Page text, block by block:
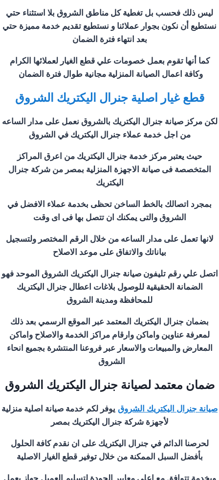
ليس ذلك فحسب بل تغطية كل مناطق الشروق بلا استثناء حتي
نستطيع أن نكون بجوار عملائنا و نستطيع تقديم خدمة مميزة حتي
بعد انتهاء فترة الضمان
كما أنها تقوم بعمل خصومات علي قطع الغيار لعملائها الكرام
وكافة اعمال الصيانة المنزلية مجانية طوال فترة الضمان
قطع غيار اصلية جنرال اليكتريك الشروق
لكن مركز صيانة جنرال اليكتريك بالشروق نعمل على مدار الساعه
من اجل خدمة عملاء جنرال اليكتريك في الشروق
حيث يعتبر مركز خدمة جنرال اليكتريك من اعرق المراكز
المتخصصة فى صيانة الاجهزة المنزلية بمصر من شركة جنرال
اليكتريك
بمجرد اتصالك بالخط الساخن تحظى بخدمة عملاء الافضل في
الشروق والتى يمكنك ان تتصل بها فى اى وقت
لانها تعمل على مدار الساعه من خلال الرقم المختصر ولتسجيل
بياناتك والاتفاق على موعد الاصلاح
اتصل علي رقم تليفون صيانة جنرال اليكتريك الشروق الموحد فهو
الضمانة الحقيقية للوصول بلاغات اعطال جنرال اليكتريك
للمحافظة ومدينة الشروق
بضمان جنرال اليكتريك المعتمد عبر الموقع الرسمي بعد ذلك
لمعرفة عناوين واماكن وارقام مراكز الخدمة والاصلاح واماكن
المعارض والمبيعات والاسعار عبر فروعنا المنتشرة بجميع انحاء
الشروق
ضمان معتمد لصيانة جنرال اليكتريك الشروق
صيانة جنرال اليكتريك الشروق يوفر لكم خدمة صيانة اصلية منزلية
لأجهزة شركة جنرال اليكتريك بمصر
لحرصنا الدائم في جنرال اليكتريك على ان نقدم كافة الحلول
بأفضل السبل الممكنة من خلال توفير قطع الغيار الاصلية